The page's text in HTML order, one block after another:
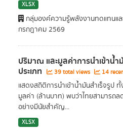
XLSX
กลุ่มองค์ความรู้พลังงานทดแทนแ
กรกฎาคม 2569
ปริมาณ และมูลค่าการนำเข้าน้
ประเภท 39 total views 14
แสดงสถิติการนำเข้าน้ำมันสำเร็จรูป
มูลค่า (ล้านบาท) พบว่าไทยสามารถล
อย่างมีนัยสำคัญ...
XLSX